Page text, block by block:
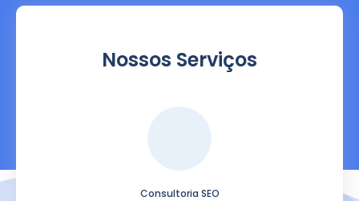
Nossos Serviços
Consultoria SEO